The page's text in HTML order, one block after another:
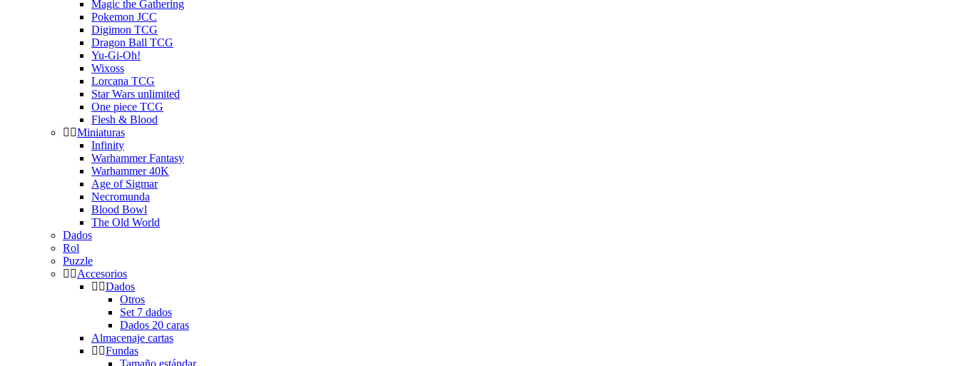
Magic the Gathering
Pokemon JCC
Digimon TCG
Dragon Ball TCG
Yu-Gi-Oh!
Wixoss
Lorcana TCG
Star Wars unlimited
One piece TCG
Flesh & Blood
Miniaturas
Infinity
Warhammer Fantasy
Warhammer 40K
Age of Sigmar
Necromunda
Blood Bowl
The Old World
Dados
Rol
Puzzle
Accesorios
Dados
Otros
Set 7 dados
Dados 20 caras
Almacenaje cartas
Fundas
Tamaño estándar